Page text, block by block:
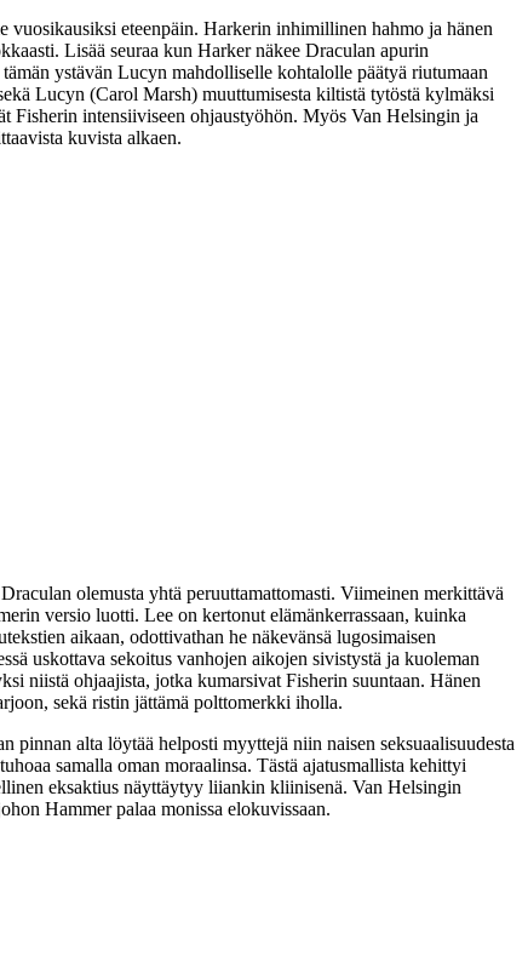
eteenpäin. Harkerin inhimillinen hahmo ja hänen
Lisää seuraa kun Harker näkee Draculan apurin
ystävän Lucyn mahdolliselle kohtalolle päätyä riutumaan
Lucyn (Carol Marsh) muuttumisesta kiltistä tytöstä kylmäksi
Fisherin intensiiviseen ohjaustyöhön. Myös Van Helsingin ja
kuvista alkaen.
olemusta yhtä peruuttamattomasti. Viimeinen merkittävä
versio luotti. Lee on kertonut elämänkerrassaan, kuinka
aikaan, odottivathan he näkevänsä lugosimaisen
uskottava sekoitus vanhojen aikojen sivistystä ja kuoleman
niistä ohjaajista, jotka kumarsivat Fisherin suuntaan. Hänen
sekä ristin jättämä polttomerkki iholla.
alta löytää helposti myyttejä niin naisen seksuaalisuudesta
samalla oman moraalinsa. Tästä ajatusmallista kehittyi
eksaktius näyttäytyy liiankin kliinisenä. Van Helsingin
Hammer palaa monissa elokuvissaan.